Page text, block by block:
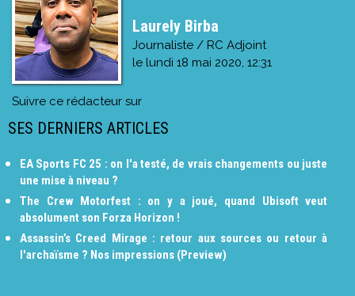
Laurely Birba
Journaliste / RC Adjoint
le lundi 18 mai 2020, 12:31
Suivre ce rédacteur sur
SES DERNIERS ARTICLES
EA Sports FC 25 : on l'a testé, de vrais changements ou juste
une mise à niveau ?
The Crew Motorfest : on y a joué, quand Ubisoft veut
absolument son Forza Horizon !
Assassin’s Creed Mirage : retour aux sources ou retour à
l'archaïsme ? Nos impressions (Preview)